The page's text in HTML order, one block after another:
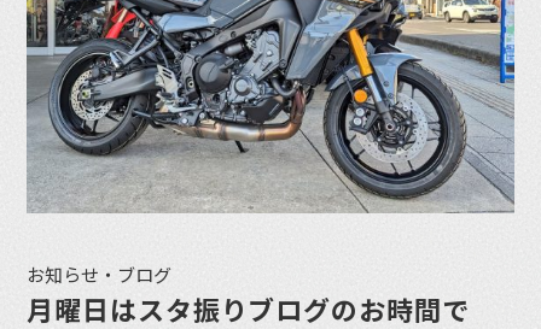
お知らせ・ブログ
月曜日はスタ振りブログのお時間で